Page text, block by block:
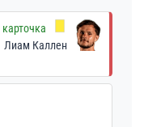
Лиам Каллен